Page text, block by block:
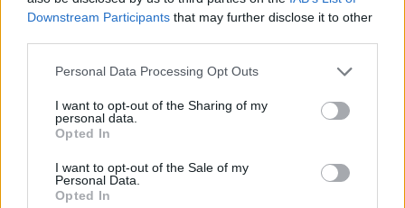
Downstream Participants that may further disclose it to other
Personal Data Processing Opt Outs
I want to opt-out of the Sharing of my
personal data.
Opted In
I want to opt-out of the Sale of my
Personal Data.
Opted In
Μάκης Μηλάτος